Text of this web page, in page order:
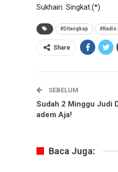
Sukhairi. Singkat.(*)
#Ditangkap #Kadis
Share
SEBELUM
Sudah 2 Minggu Judi
adem Aja!
Baca Juga: